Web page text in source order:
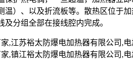
温）、以及折流板等。散热区位于
分组全部在接线腔内完成。